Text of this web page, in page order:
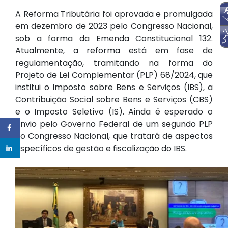
A Reforma Tributária foi aprovada e promulgada
em dezembro de 2023 pelo Congresso Nacional,
sob a forma da Emenda Constitucional 132.
Atualmente, a reforma está em fase de
regulamentação, tramitando na forma do
Projeto de Lei Complementar (PLP) 68/2024, que
institui o Imposto sobre Bens e Serviços (IBS), a
Contribuição Social sobre Bens e Serviços (CBS)
e o Imposto Seletivo (IS). Ainda é esperado o
envio pelo Governo Federal de um segundo PLP
ao Congresso Nacional, que tratará de aspectos
específicos de gestão e fiscalização do IBS.